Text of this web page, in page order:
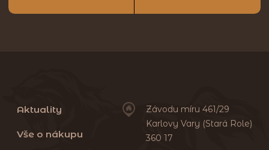
Aktuality
Vše o nákupu
Závodu míru 461/29
Karlovy Vary (Stará Role)
360 17